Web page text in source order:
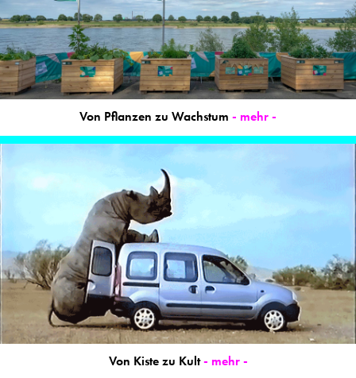
Von Pflanzen zu Wachstum - mehr -
Von Kiste zu Kult- mehr -